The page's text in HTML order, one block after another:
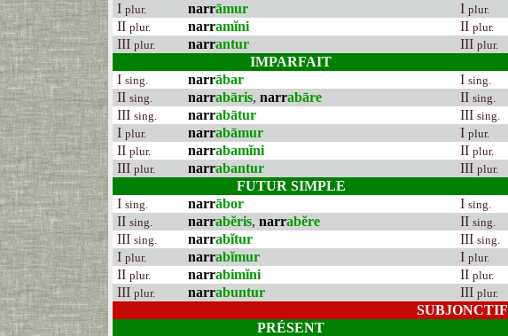
I plur. narrāmur
II plur. narramĭni
III plur. narrantur
IMPARFAIT
I sing. narrābar
II sing. narrabāris, narrabāre
III sing. narrabātur
I plur. narrabāmur
II plur. narrabamĭni
III plur. narrabantur
FUTUR SIMPLE
I sing. narrābor
II sing. narrabĕris, narrabĕre
III sing. narrabĭtur
I plur. narrabĭmur
II plur. narrabimĭni
III plur. narrabuntur
I plur.
II plur.
III plur.
I sing.
II sing.
III sing.
I plur.
II plur.
III plur.
I sing.
II sing.
III sing.
I plur.
II plur.
III plur.
SUBJONCTIF
PRÉSENT